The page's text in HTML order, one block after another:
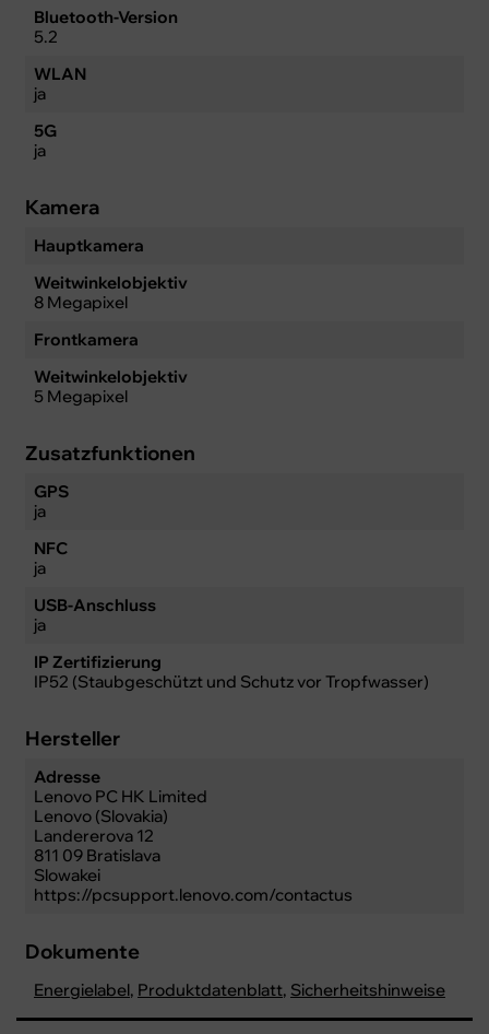
Bluetooth-Version
5.2
WLAN
ja
5G
ja
Kamera
Hauptkamera
Weitwinkelobjektiv
8 Megapixel
Frontkamera
Weitwinkelobjektiv
5 Megapixel
Zusatzfunktionen
GPS
ja
NFC
ja
USB-Anschluss
ja
IP Zertifizierung
IP52 (Staubgeschützt und Schutz vor Tropfwasser)
Hersteller
Adresse
Lenovo PC HK Limited
Lenovo (Slovakia)
Landererova 12
811 09 Bratislava
Slowakei
https://pcsupport.lenovo.com/contactus
Dokumente
Energielabel, Produktdatenblatt, Sicherheitshinweise